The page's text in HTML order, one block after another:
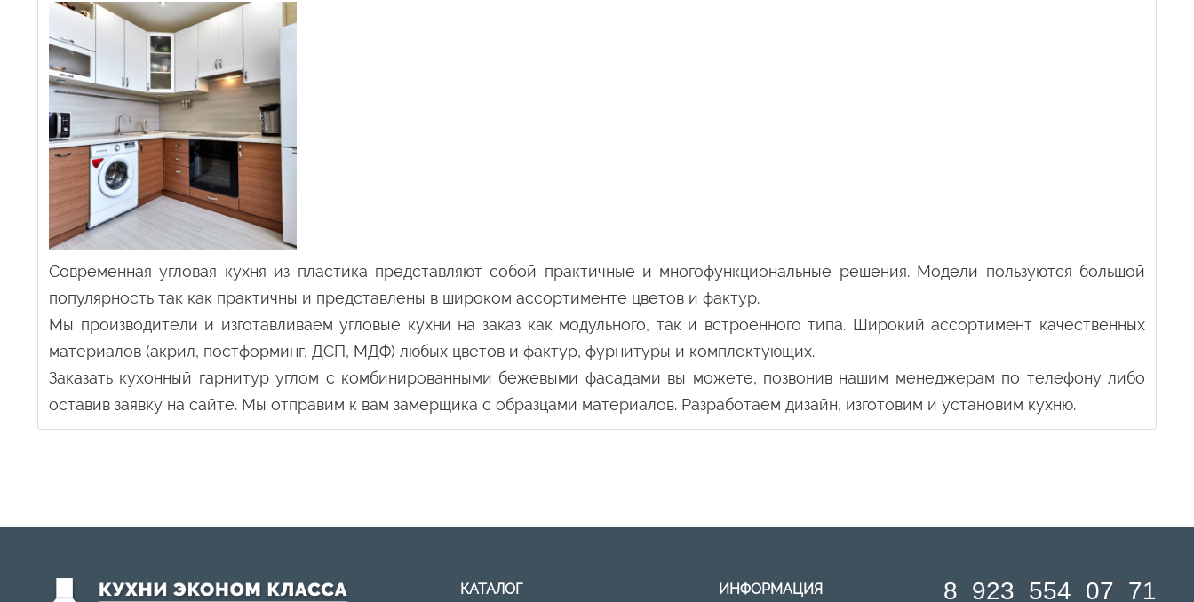
Современная угловая кухня из пластика представляют собой практичные и многофункциональные решения. Модели пользуются большой
популярность так как практичны и представлены в широком ассортименте цветов и фактур.
Мы производители и изготавливаем угловые кухни на заказ как модульного, так и встроенного типа. Широкий ассортимент качественных
материалов (акрил, постформинг, ДСП, МДФ) любых цветов и фактур, фурнитуры и комплектующих.
Заказать кухонный гарнитур углом с комбинированными бежевыми фасадами вы можете, позвонив нашим менеджерам по телефону либо
оставив заявку на сайте. Мы отправим к вам замерщика с образцами материалов. Разработаем дизайн, изготовим и установим кухню.
КАТАЛОГ ИНФОРМАЦИЯ 8 923 554 07 71